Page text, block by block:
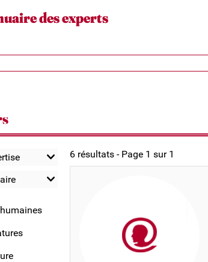
des experts
6 résultats - Page 1 sur 1